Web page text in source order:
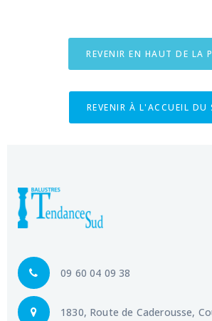
REVENIR EN HAUT DE LA
REVENIR À L'ACCUEIL DU
09 60 04 09 38
1830, Route de Caderousse,